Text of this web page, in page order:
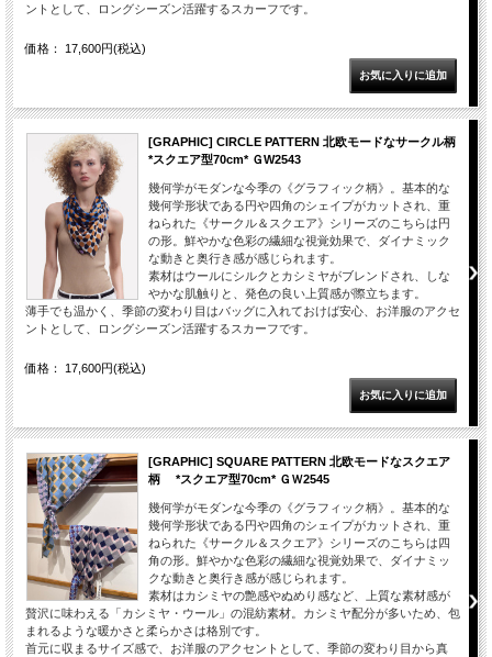
ントとして、ロングシーズン活躍するスカーフです。
価格： 17,600円(税込)
[GRAPHIC] CIRCLE PATTERN 北欧モードなサークル柄
*スクエア型70cm* ＧW2543
幾何学がモダンな今季の《グラフィック柄》。基本的な
幾何学形状である円や四角のシェイプがカットされ、重
ねられた《サークル＆スクエア》シリーズのこちらは円
の形。鮮やかな色彩の繊細な視覚効果で、ダイナミック
な動きと奥行き感が感じられます。
素材はウールにシルクとカシミヤがブレンドされ、しな
やかな肌触りと、発色の良い上質感が際立ちます。
薄手でも温かく、季節の変わり目はバッグに入れておけば安心、お洋服のアクセ
ントとして、ロングシーズン活躍するスカーフです。
価格： 17,600円(税込)
[GRAPHIC] SQUARE PATTERN 北欧モードなスクエア
柄 *スクエア型70cm* ＧＷ2545
幾何学がモダンな今季の《グラフィック柄》。基本的な
幾何学形状である円や四角のシェイプがカットされ、重
ねられた《サークル＆スクエア》シリーズのこちらは四
角の形。鮮やかな色彩の繊細な視覚効果で、ダイナミッ
クな動きと奥行き感が感じられます。
素材はカシミヤの艶感やぬめり感など、上質な素材感が
贅沢に味わえる「カシミヤ・ウール」の混紡素材。カシミヤ配分が多いため、包
まれるような暖かさと柔らかさは格別です。
首元に収まるサイズ感で、お洋服のアクセントとして、季節の変わり目から真